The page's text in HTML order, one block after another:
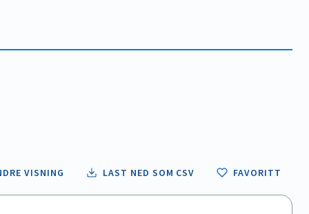
VISNING LAST NED SOM CSV FAVORITT